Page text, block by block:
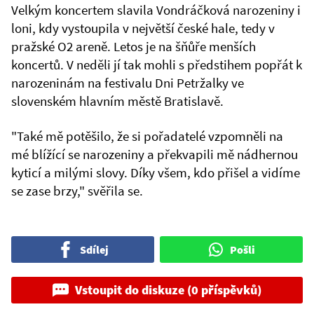
Velkým koncertem slavila Vondráčková narozeniny i
loni, kdy vystoupila v největší české hale, tedy v
pražské O2 areně. Letos je na šňůře menších
koncertů. V neděli jí tak mohli s předstihem popřát k
narozeninám na festivalu Dni Petržalky ve
slovenském hlavním městě Bratislavě.
"Také mě potěšilo, že si pořadatelé vzpomněli na
mé blížící se narozeniny a překvapili mě nádhernou
kyticí a milými slovy. Díky všem, kdo přišel a vidíme
se zase brzy," svěřila se.
Sdílej Pošli
Vstoupit do diskuze (0 příspěvků)